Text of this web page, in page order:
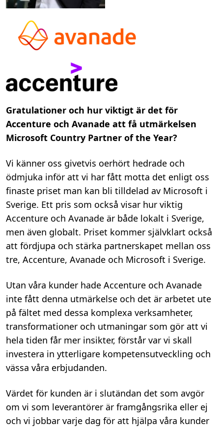
Gratulationer och hur viktigt är det för
Accenture och Avanade att få utmärkelsen
Microsoft Country Partner of the Year?
Vi känner oss givetvis oerhört hedrade och
ödmjuka inför att vi har fått motta det enligt oss
finaste priset man kan bli tilldelad av Microsoft i
Sverige. Ett pris som också visar hur viktig
Accenture och Avanade är både lokalt i Sverige,
men även globalt. Priset kommer självklart också
att fördjupa och stärka partnerskapet mellan oss
tre, Accenture, Avanade och Microsoft i Sverige.
Utan våra kunder hade Accenture och Avanade
inte fått denna utmärkelse och det är arbetet ute
på fältet med dessa komplexa verksamheter,
transformationer och utmaningar som gör att vi
hela tiden får mer insikter, förstår var vi skall
investera in ytterligare kompetensutveckling och
vässa våra erbjudanden.
Värdet för kunden är i slutändan det som avgör
om vi som leverantörer är framgångsrika eller ej
och vi jobbar varje dag för att hjälpa våra kunder